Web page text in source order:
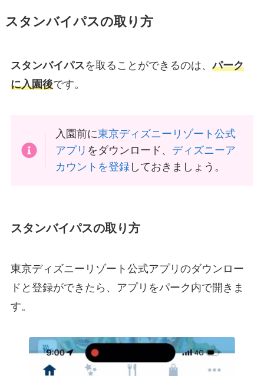
スタンバイパスの取り方
スタンバイパスを取ることができるのは、パーク
に入園後です。
入園前に東京ディズニーリゾート公式
アプリ をダウンロード、 ディズニーア
カウントを登録 しておきましょう。
スタンバイパスの取り方
東京ディズニーリゾート公式アプリのダウンロー
ドと登録ができたら、アプリをパーク内で開きま
す。